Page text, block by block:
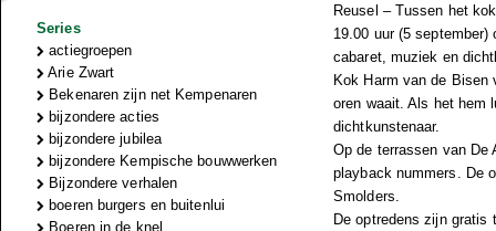
Series
actiegroepen
Arie Zwart
Bekenaren zijn net Kempenaren
bijzondere acties
bijzondere jubilea
bijzondere Kempische bouwwerken
Bijzondere verhalen
boeren burgers en buitenlui
Boeren in de knel
Reusel – Tussen het
19.00 uur (5
cabaret, muziek en
Kok Harm van de Bisen
oren waait. Als het hem
dichtkunstenaar.
Op de terrassen van De
playback nummers. De
Smolders.
De optredens zijn gratis